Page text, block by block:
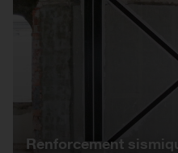
Renforcement